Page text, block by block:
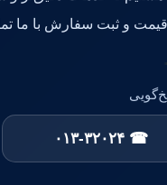
قیمت و ثبت سفارش با ما
☎ ۰۱۳-۳۲۰۲۴